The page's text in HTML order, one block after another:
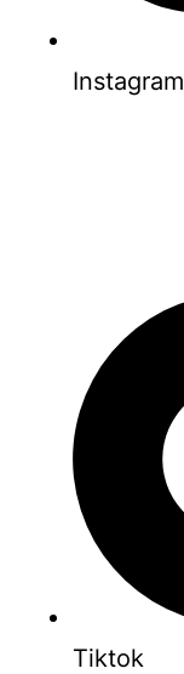
Instagram
Tiktok